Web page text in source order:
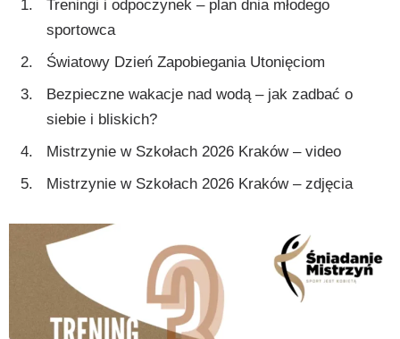
Treningi i odpoczynek – plan dnia młodego
sportowca
Światowy Dzień Zapobiegania Utonięciom
Bezpieczne wakacje nad wodą – jak zadbać o
siebie i bliskich?
Mistrzynie w Szkołach 2026 Kraków – video
Mistrzynie w Szkołach 2026 Kraków – zdjęcia